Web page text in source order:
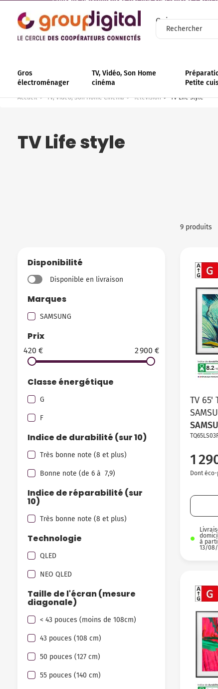
Qui sommes-
Gros
électroménager
TV, Vidéo, Son Home
cinéma
Petite
Accueil TV, Vidéo, Son Home Cinéma Télévision TV Life style
TV Life style
Disponibilité
Disponible en livraison
Marques
SAMSUNG
Prix
420 € 2 900 €
Classe énergétique
G
F
Indice de durabilité (sur 10)
Très bonne note (8 et plus)
Bonne note (de 6 à 7,9)
Indice de réparabilité (sur
10)
Très bonne note (8 et plus)
Technologie
QLED
NEO QLED
Taille de l'écran (mesure
diagonale)
< 43 pouces (moins de 108cm)
43 pouces (108 cm)
50 pouces (127 cm)
55 pouces (140 cm)
9 produits
TV 65'
1
Dont
à
13/08/